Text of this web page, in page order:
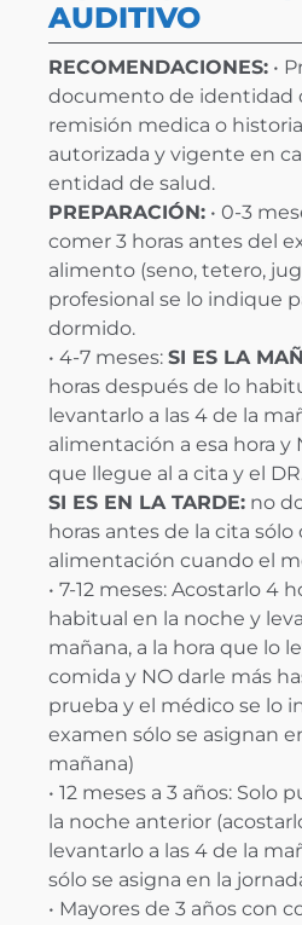
AUDITIVO
RECOMENDACIONES: •
documento de identidad
remisión medica o
autorizada y vigente en
entidad de salud.
PREPARACIÓN: • 0-3
comer 3 horas antes del
alimento (seno, tetero,
profesional se lo indique
dormido.
• 4-7 meses: SI ES LA
horas después de lo
levantarlo a las 4 de la
alimentación a esa hora y
que llegue al a cita y el
SI ES EN LA TARDE: no
horas antes de la cita
alimentación cuando el
• 7-12 meses: Acostarlo 4
habitual en la noche y
mañana, a la hora que lo
comida y NO darle más
prueba y el médico se lo
examen sólo se asignan
mañana)
• 12 meses a 3 años: Solo
la noche anterior
levantarlo a las 4 de la
sólo se asigna en la
• Mayores de 3 años con